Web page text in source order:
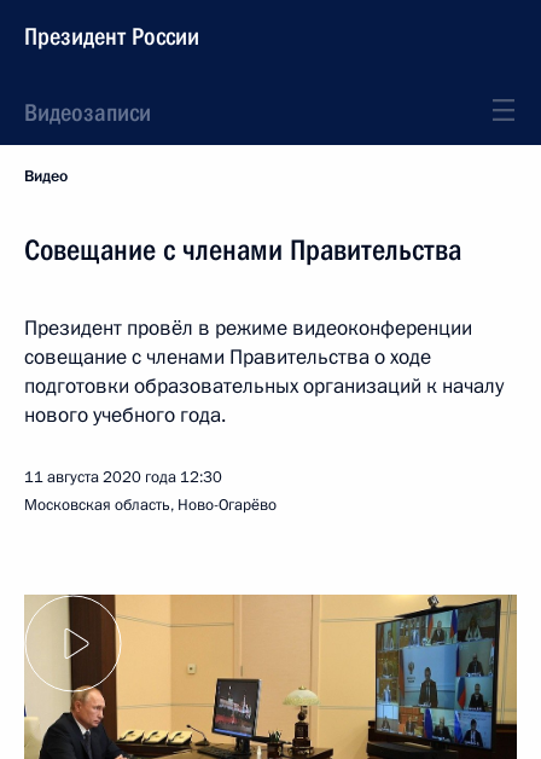
Президент России
Видеозаписи
Видео
Совещание с членами Правительства
Президент провёл в режиме видеоконференции
совещание с членами Правительства о ходе
подготовки образовательных организаций к началу
нового учебного года.
11 августа 2020 года 12:30
Московская область, Ново-Огарёво